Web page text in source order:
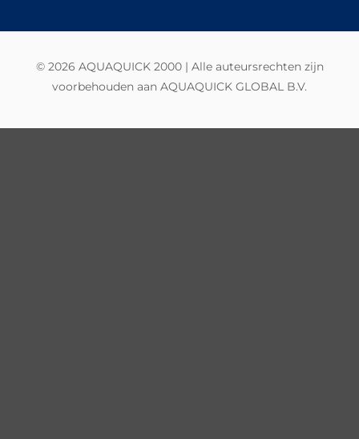
© 2026 AQUAQUICK 2000 | Alle auteursrechten zijn
voorbehouden aan AQUAQUICK GLOBAL B.V.